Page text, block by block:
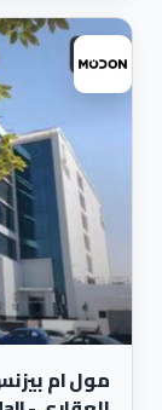
تجارى
مول ام